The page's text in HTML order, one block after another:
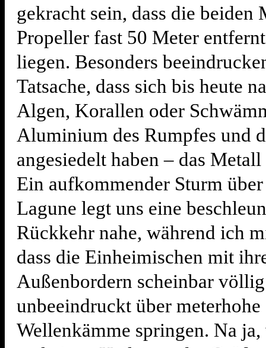
gekracht sein, dass die beiden
Propeller fast 50 Meter
liegen. Besonders
Tatsache, dass sich bis heute
Algen, Korallen oder
Aluminium des Rumpfes und
angesiedelt haben – das
Ein aufkommender Sturm
Lagune legt uns eine
Rückkehr nahe, während ich
dass die Einheimischen mit
Außenbordern scheinbar völlig
unbeeindruckt über meterhohe
Wellenkämme springen. Na